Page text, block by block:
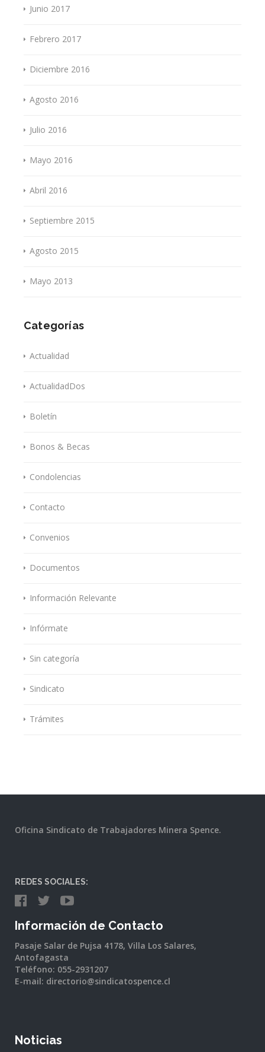
Junio 2017
Febrero 2017
Diciembre 2016
Agosto 2016
Julio 2016
Mayo 2016
Abril 2016
Septiembre 2015
Agosto 2015
Mayo 2013
Categorías
Actualidad
ActualidadDos
Boletín
Bonos & Becas
Condolencias
Contacto
Convenios
Documentos
Información Relevante
Infórmate
Sin categoría
Sindicato
Trámites
Oficina Sindicato de Trabajadores Minera Spence.
REDES SOCIALES:
Información de Contacto
Pasaje Salar de Pujsa 4178, Villa Los Salares,
Antofagasta
Teléfono: 055-2931207
E-mail: directorio@sindicatospence.cl
Noticias